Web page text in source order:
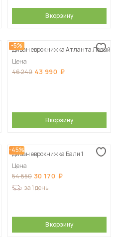
В корзину
-5%
Диван еврокнижка Атланта Левый
Цена
46 240 43 990
В корзину
-45%
Диван еврокнижка Бали 1
Цена
54 850 30 170
за 1 день
В корзину